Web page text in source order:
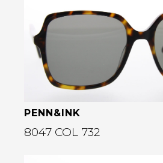
PENN&INK
8047 COL 732